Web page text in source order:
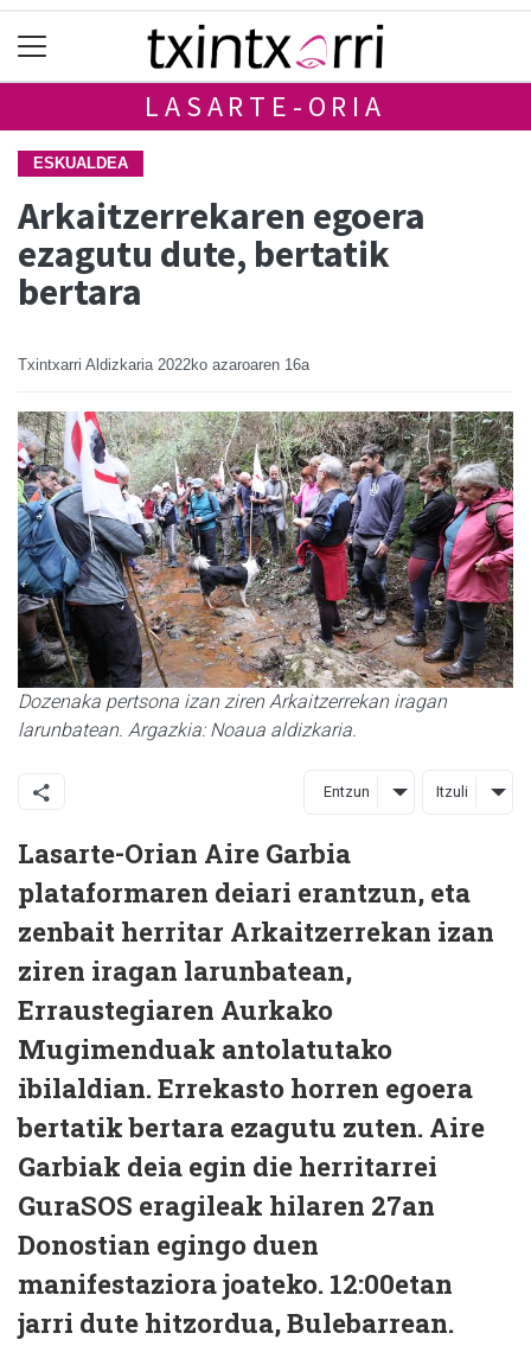
LASARTE-ORIA
ESKUALDEA
Arkaitzerrekaren egoera
ezagutu dute, bertatik
bertara
Txintxarri Aldizkaria 2022ko azaroaren 16a
Dozenaka pertsona izan ziren Arkaitzerrekan iragan
larunbatean. Argazkia: Noaua aldizkaria.
Entzun Itzuli
Lasarte-Orian Aire Garbia
plataformaren deiari erantzun, eta
zenbait herritar Arkaitzerrekan izan
ziren iragan larunbatean,
Erraustegiaren Aurkako
Mugimenduak antolatutako
ibilaldian. Errekasto horren egoera
bertatik bertara ezagutu zuten. Aire
Garbiak deia egin die herritarrei
GuraSOS eragileak hilaren 27an
Donostian egingo duen
manifestaziora joateko. 12:00etan
jarri dute hitzordua, Bulebarrean.